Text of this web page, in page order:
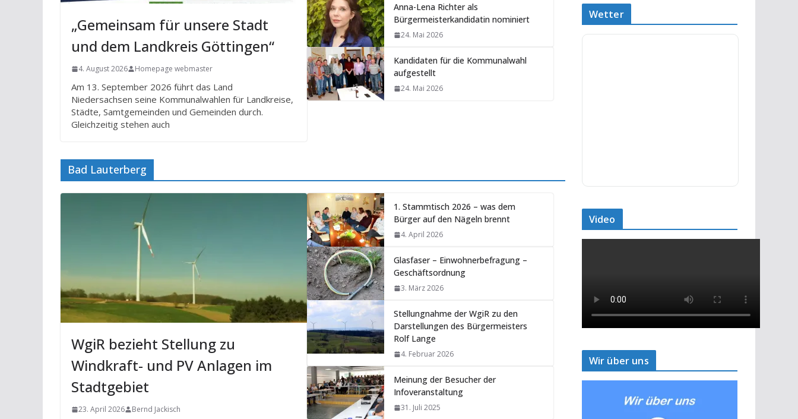
„Gemeinsam für unsere Stadt
und dem Landkreis Göttingen“
4. August 2026 Homepage webmaster
Am 13. September 2026 führt das Land
Niedersachsen seine Kommunalwahlen für Landkreise,
Städte, Samtgemeinden und Gemeinden durch.
Gleichzeitig stehen auch
Anna-Lena Richter als
Bürgermeisterkandidatin nominiert
24. Mai 2026
Kandidaten für die Kommunalwahl
aufgestellt
24. Mai 2026
Bad Lauterberg
WgiR bezieht Stellung zu
Windkraft- und PV Anlagen im
Stadtgebiet
23. April 2026 Bernd Jackisch
1. Stammtisch 2026 – was dem
Bürger auf den Nägeln brennt
4. April 2026
Glasfaser – Einwohnerbefragung –
Geschäftsordnung
3. März 2026
Stellungnahme der WgiR zu den
Darstellungen des Bürgermeisters
Rolf Lange
4. Februar 2026
Meinung der Besucher der
Infoveranstaltung
31. Juli 2025
Wetter
Video
Wir über uns